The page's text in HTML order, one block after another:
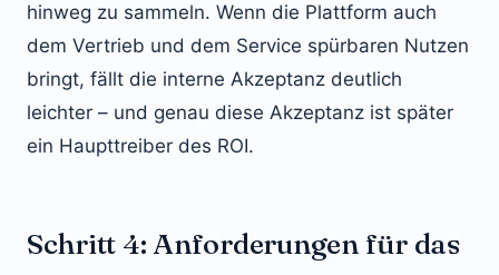
hinweg zu sammeln. Wenn die Plattform auch
dem Vertrieb und dem Service spürbaren Nutzen
bringt, fällt die interne Akzeptanz deutlich
leichter – und genau diese Akzeptanz ist später
ein Haupttreiber des ROI.
Schritt 4: Anforderungen für das